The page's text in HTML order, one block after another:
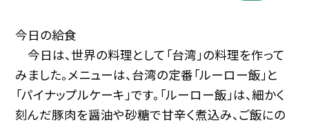
今日の給食
今日は、世界の料理として「台湾」の料理を作って
みました。メニューは、台湾の定番「ルーロー飯」と
「パイナップルケーキ」です。「ルーロー飯」は、細かく
刻んだ豚肉を醤油や砂糖で甘辛く煮込み、ご飯にの